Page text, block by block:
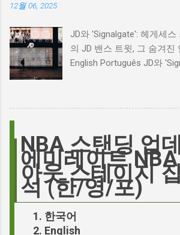
하는 동시에 우려를 표했습
로디의 이미지가 원작 속 히
거리가 있다는 의견을 제시
한 비판에 대해 "기다려 보
의 이미지가 원작과 부합하
리가 '히스클리프'라는 인
무엇인지, 그리고 배우가 그
시킬 수 있는지에 대한 근
다. 다니엘 데이 루이스, '진
점에서 다니엘 데이 루이스
것은 결코 우연이 아닙니다.
12월 06, 2025
JD와 'Signalgate': 헤게세
의 JD 밴스 트윗, 그 숨겨진
English Português JD와
연결고리 오늘의 구글 트
단순히 두 글자의 약자가
'Signalgate' 스캔들과 깊숙
다. 폭스뉴스 진행자 피트
Hegseth)를 중심으로 벌어
치 못한 인물, JD 밴스(JD
환하며 파장을 일으키고 있
들이 어떻게 얽혀있는 것일
NBA 스탠딩 업
에미레이트
아웃 스테이지
석 (한/영/포)
한국어
English